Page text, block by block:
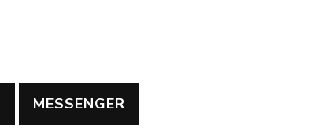
MESSENGER